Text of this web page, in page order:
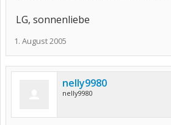
LG, sonnenliebe
1. August 2005
nelly9980
nelly9980